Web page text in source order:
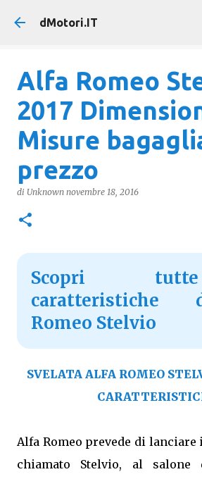
Passa ai contenuti
dMotori.IT
Alfa Romeo
2017
Misure
prezzo
di Unknown novembre 18, 2016
Scopri
Romeo Stelvio
SVELATA ALFA ROMEO
Alfa Romeo prevede di lanciare
chiamato Stelvio, al salone